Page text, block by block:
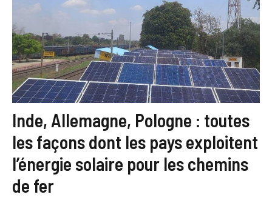
Inde, Allemagne, Pologne : toutes
les façons dont les pays exploitent
l’énergie solaire pour les chemins
de fer